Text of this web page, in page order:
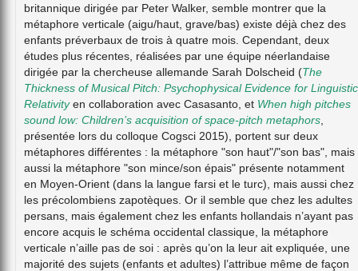
britannique dirigée par Peter Walker, semble montrer que la
métaphore verticale (aigu/haut, grave/bas) existe déjà chez des
enfants préverbaux de trois à quatre mois. Cependant, deux
études plus récentes, réalisées par une équipe néerlandaise
dirigée par la chercheuse allemande Sarah Dolscheid (The
Thickness of Musical Pitch: Psychophysical Evidence for Linguistic
Relativityen collaboration avec Casasanto, et When high pitches
sound low: Children’s acquisition of space-pitch metaphors
présentée lors du colloque Cogsci 2015), portent sur deux
métaphores différentes : la métaphore "son haut"/"son bas", mais
aussi la métaphore "son mince/son épais" présente notamment
en Moyen-Orient (dans la langue farsi et le turc), mais aussi chez
les précolombiens zapotèques. Or il semble que chez les adultes
persans, mais également chez les enfants hollandais n’ayant pas
encore acquis le schéma occidental classique, la métaphore
verticale n’aille pas de soi : après qu’on la leur ait expliquée, une
majorité des sujets (enfants et adultes) l’attribue même de façon